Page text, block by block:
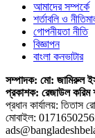
আমাদের সম্পর্কে
শর্তাবলি ও
গোপনীয়তা নীতি
বিজ্ঞাপন
বাংলা কনভাটার
সম্পাদক: মো: জামিরুল
প্রকাশক: রেজাউল করিম
প্রধান কার্যালয়: তিতাস
মোবাইল: